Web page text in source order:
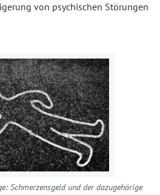
von psychischen Störungen
Schmerzensgeld und der dazugehörige